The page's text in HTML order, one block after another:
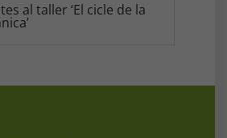
al taller ‘El cicle de la